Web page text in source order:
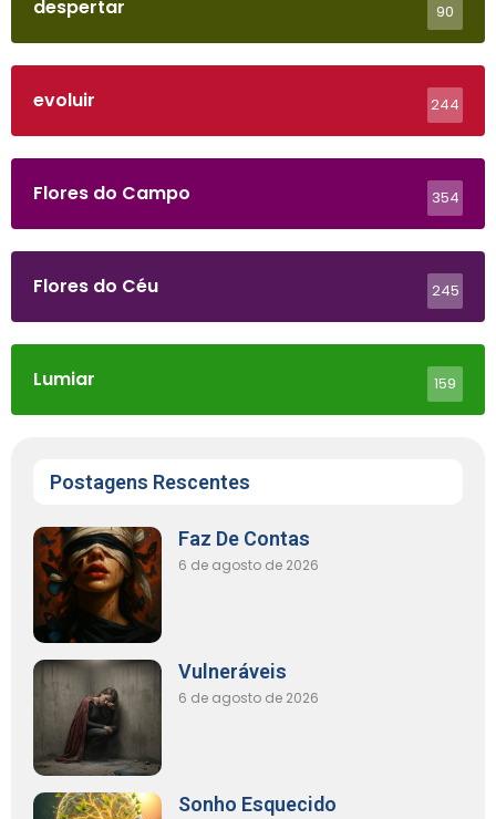
despertar 90
evoluir 244
Flores do Campo 354
Flores do Céu 245
Lumiar 159
Postagens Rescentes
Faz De Contas
6 de agosto de 2026
Vulneráveis
6 de agosto de 2026
Sonho Esquecido